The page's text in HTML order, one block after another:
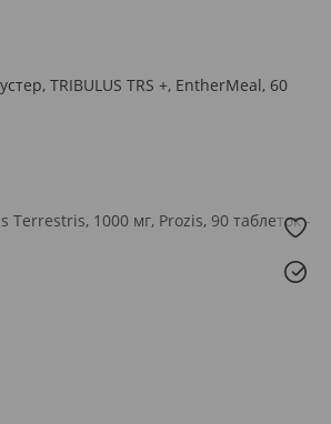
TRIBULUS TRS +, EntherMeal, 60